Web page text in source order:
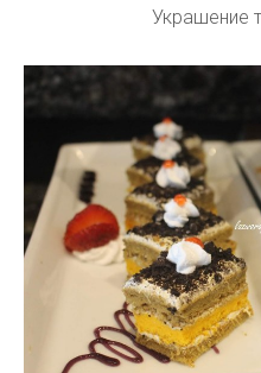
Украшение